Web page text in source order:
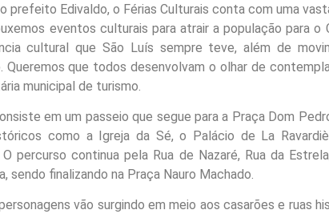
prefeito Edivaldo, o Férias Culturais conta com uma
eventos culturais para atrair a população para o
cultural que São Luís sempre teve, além de
que todos desenvolvam o olhar de
municipal de turismo.
em um passeio que segue para a Praça Dom
como a Igreja da Sé, o Palácio de La
percurso continua pela Rua de Nazaré, Rua da
sendo finalizando na Praça Nauro Machado.
vão surgindo em meio aos casarões e ruas